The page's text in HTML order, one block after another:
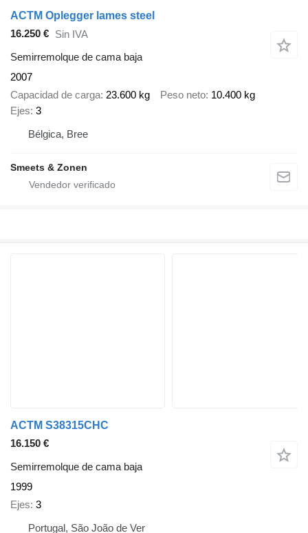
ACTM Oplegger lames steel
16.250 € Sin IVA
Semirremolque de cama baja
2007
Capacidad de carga 23.600 kg Peso neto 10.400 kg
Ejes 3
Bélgica, Bree
Smeets & Zonen
ACTM S38315CHC
16.150 €
Semirremolque de cama baja
1999
Ejes 3
Portugal, São João de Ver